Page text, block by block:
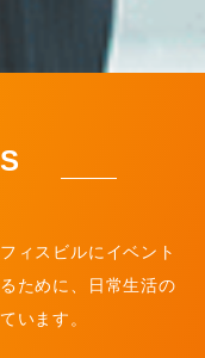
ィスビルにイベント
ために、日常生活の
います。